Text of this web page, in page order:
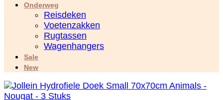
Onderweg
Reisdeken
Voetenzakken
Rugtassen
Wagenhangers
Sale
New